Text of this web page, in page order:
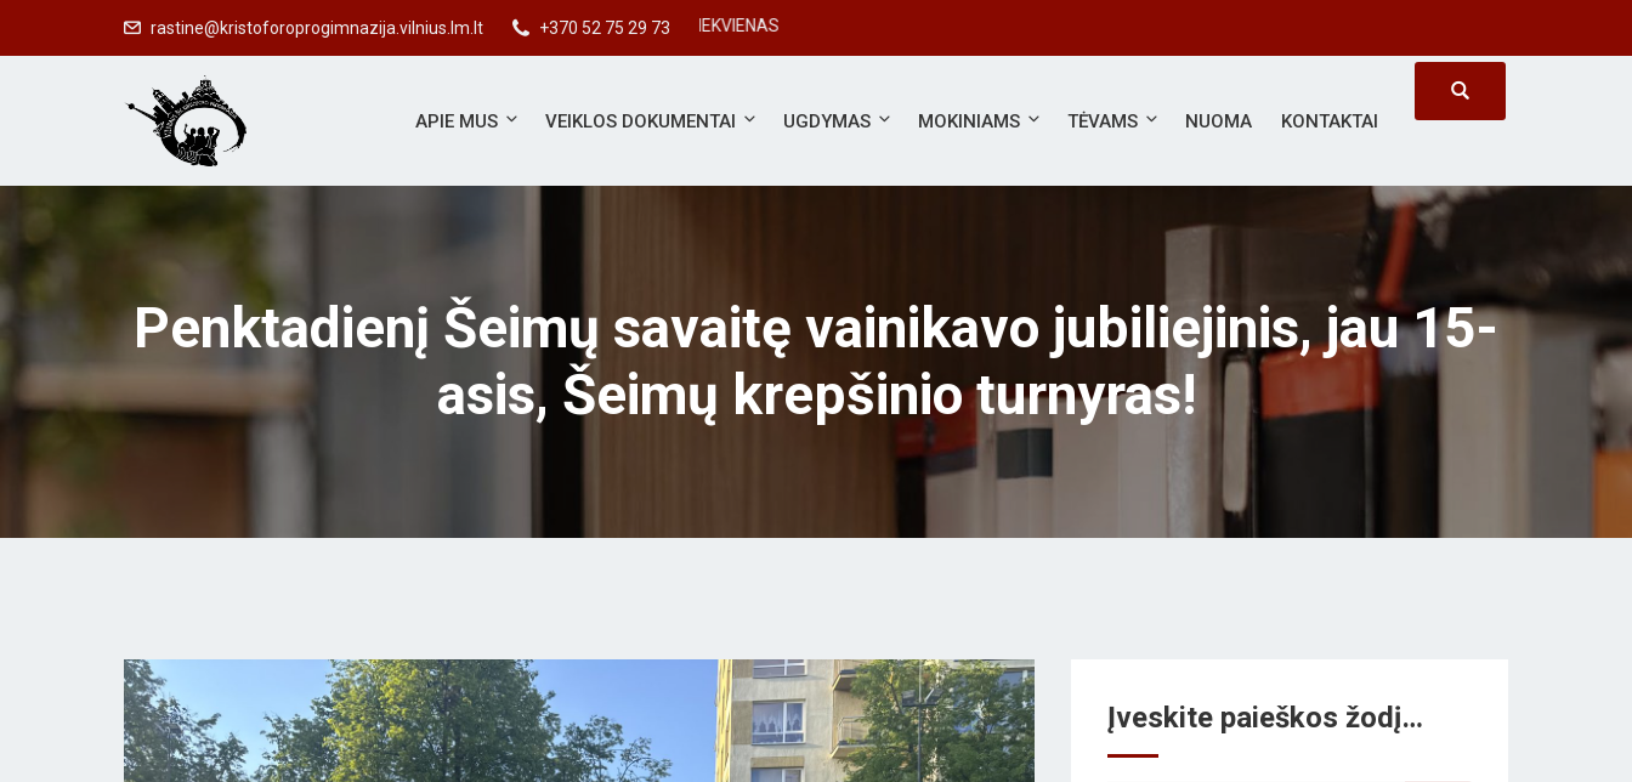
rastine@kristoforoprogimnazija.vilnius.lm.lt +370 52 75 29 73
APIE MUS VEIKLOS DOKUMENTAI UGDYMAS MOKINIAMS TĖVAMS NUOMA KONTAKTAI
Penktadienį Šeimų savaitę vainikavo jubiliejinis, jau 15-
asis, Šeimų krepšinio turnyras!
Įveskite paieškos žodį…